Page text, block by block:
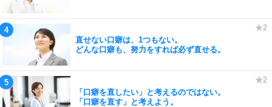
直せない口癖は、1つもない。
どんな口癖も、努力をすれば必ず直せる。
「口癖を直したい」と考えるのではない。
「口癖を直す」と考えよう。